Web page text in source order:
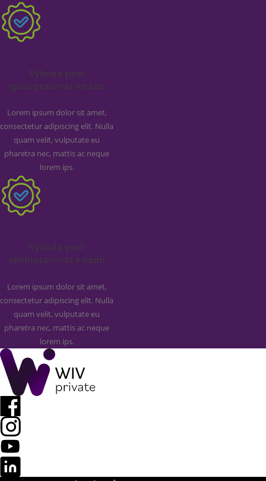
Výhoda proč
spolupracovat s námi
Lorem ipsum dolor sit amet,
consectetur adipiscing elit. Nulla
quam velit, vulputate eu
pharetra nec, mattis ac neque
lorem ips.
Výhoda proč
spolupracovat s námi
Lorem ipsum dolor sit amet,
consectetur adipiscing elit. Nulla
quam velit, vulputate eu
pharetra nec, mattis ac neque
lorem ips.